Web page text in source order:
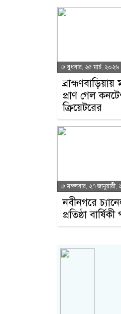
বুধবার, ২৫ মার্চ, ২০২৬
প্রাণ গেল
ক্রিয়েটরের
মঙ্গলবার, ২৭ জানুয়ারী,
নবীনগরে
প্রতিষ্ঠা